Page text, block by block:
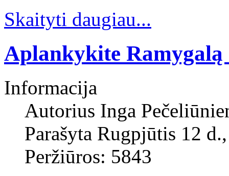
Skaityti daugiau...
Aplankykite
Informacija
Autorius Inga
Parašyta Rugpjūtis 12
Peržiūros: 5843